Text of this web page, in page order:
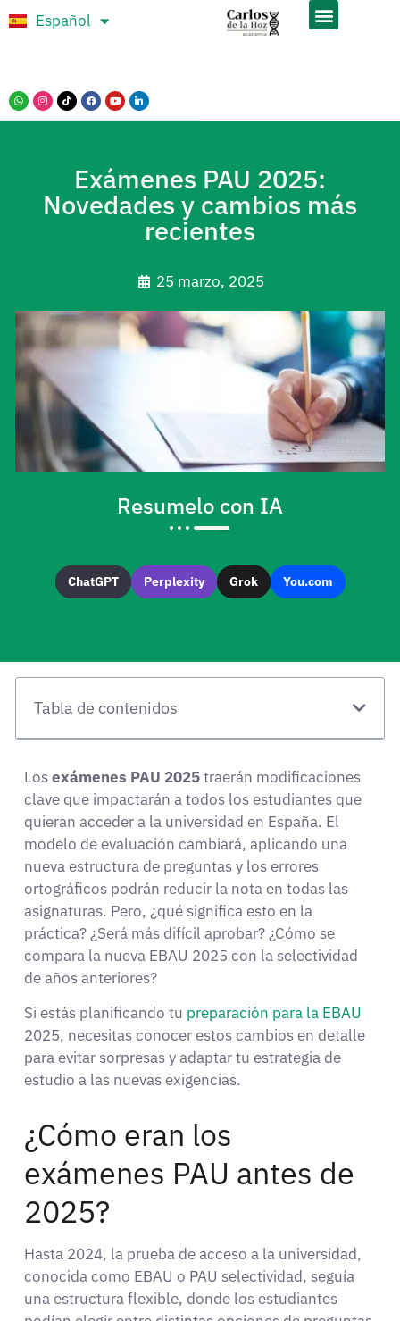
Español
Português
Exámenes PAU 2025:
Novedades y cambios más
recientes
25 marzo, 2025
Resumelo con IA
ChatGPT Perplexity Grok You.com
Tabla de contenidos
Losexámenes PAU 2025traerán modificaciones
clave que impactarán a todos los estudiantes que
quieran acceder a la universidad en España. El
modelo de evaluación cambiará, aplicando una
nueva estructura de preguntas y los errores
ortográficos podrán reducir la nota en todas las
asignaturas. Pero, ¿qué significa esto en la
práctica? ¿Será más difícil aprobar? ¿Cómo se
compara la nueva EBAU 2025 con la selectividad
de años anteriores?
Si estás planificando tu preparación para la EBAU
2025, necesitas conocer estos cambios en detalle
para evitar sorpresas y adaptar tu estrategia de
estudio a las nuevas exigencias.
¿Cómo eran los
exámenes PAU antes de
2025?
Hasta 2024, la prueba de acceso a la universidad,
conocida como EBAU o PAU selectividad, seguía
una estructura flexible, donde los estudiantes